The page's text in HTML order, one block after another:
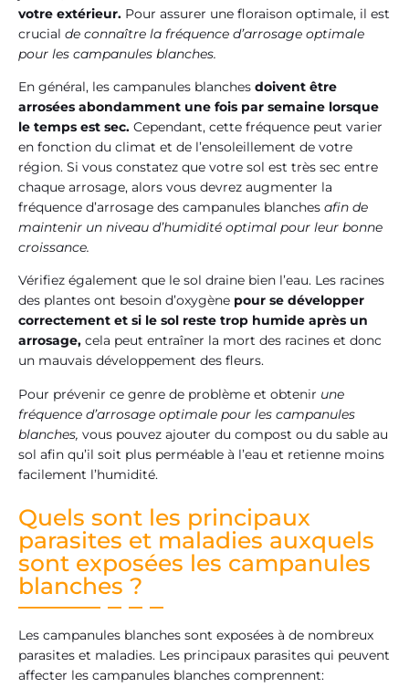
votre extérieur. Pour assurer une floraison optimale, il est
crucial de connaître la fréquence d’arrosage optimale
pour les campanules blanches.
En général, les campanules blanches doivent être
arrosées abondamment une fois par semaine lorsque
le temps est sec. Cependant, cette fréquence peut varier
en fonction du climat et de l’ensoleillement de votre
région. Si vous constatez que votre sol est très sec entre
chaque arrosage, alors vous devrez augmenter la
fréquence d’arrosage des campanules blanches afin de
maintenir un niveau d’humidité optimal pour leur bonne
croissance.
Vérifiez également que le sol draine bien l’eau. Les racines
des plantes ont besoin d’oxygène pour se développer
correctement et si le sol reste trop humide après un
arrosage, cela peut entraîner la mort des racines et donc
un mauvais développement des fleurs.
Pour prévenir ce genre de problème et obtenir une
fréquence d’arrosage optimale pour les campanules
blanches, vous pouvez ajouter du compost ou du sable au
sol afin qu’il soit plus perméable à l’eau et retienne moins
facilement l’humidité.
Quels sont les principaux
parasites et maladies auxquels
sont exposées les campanules
blanches ?
Les campanules blanches sont exposées à de nombreux
parasites et maladies. Les principaux parasites qui peuvent
affecter les campanules blanches comprennent: